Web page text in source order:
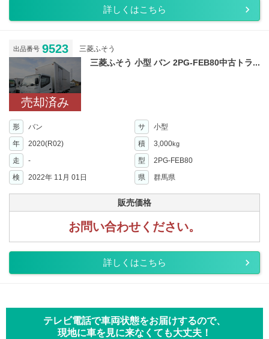
詳しくはこちら
出品番号 9523 三菱ふそう
売却済み
三菱ふそう 小型 バン 2PG-FEB80中古トラ...
形 バン サ
小型
年
2020(R02) 積 3,000kg
走 - 型
2PG-FEB80
検
2022年 11月 01日 県 群馬県
販売価格
お問い合わせください。
詳しくはこちら
テレビ電話で車両状態をお届けするので、
現地に車を見に来なくても大丈夫！